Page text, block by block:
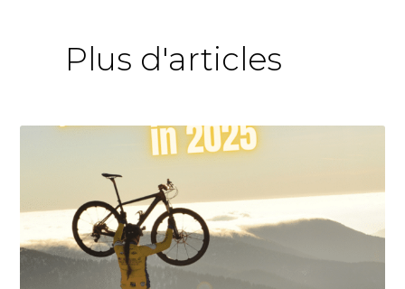
Plus d'articles